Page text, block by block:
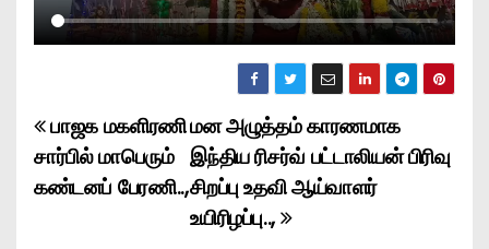
P
o
மன அழுத்தம் காரணமாக
இந்திய ரிசர்வ் பட்டாலியன் பிரிவு
சிறப்பு உதவி ஆய்வாளர்
உயிரிழப்பு..,
பாஜக மகளிரணி
சார்பில் மாபெரும்
கண்டனப் பேரணி..,